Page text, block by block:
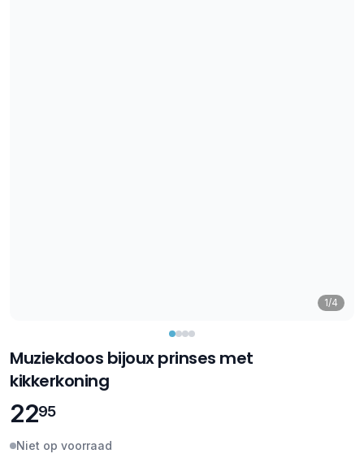
1/4
Muziekdoos bijoux prinses met
kikkerkoning
2295
Niet op voorraad